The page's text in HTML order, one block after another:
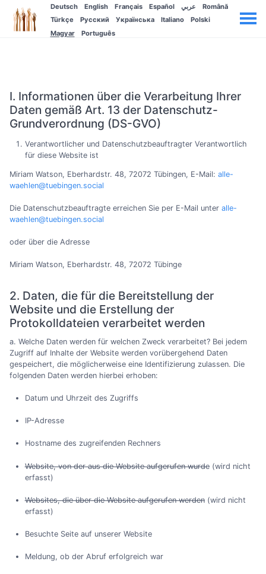
Deutsch English Français Español عربي
Română
Türkçe
Русский Українська Italiano
Polski
Magyar
Português
I. Informationen über die Verarbeitung Ihrer
Daten gemäß Art. 13 der Datenschutz-
Grundverordnung (DS-GVO)
Verantwortlicher und Datenschutzbeauftragter Verantwortlich
für diese Website ist
Miriam Watson, Eberhardstr. 48, 72072 Tübingen, E-Mail: alle-
waehlen@tuebingen.social
Die Datenschutzbeauftragte erreichen Sie per E-Mail unter alle-
waehlen@tuebingen.social
oder über die Adresse
Miriam Watson, Eberhardstr. 48, 72072 Tübinge
2. Daten, die für die Bereitstellung der
Website und die Erstellung der
Protokolldateien verarbeitet werden
a. Welche Daten werden für welchen Zweck verarbeitet? Bei jedem
Zugriff auf Inhalte der Website werden vorübergehend Daten
gespeichert, die möglicherweise eine Identifizierung zulassen. Die
folgenden Daten werden hierbei erhoben:
Datum und Uhrzeit des Zugriffs
IP-Adresse
Hostname des zugreifenden Rechners
Website, von der aus die Website aufgerufen wurde(wird nicht
erfasst)
Websites, die über die Website aufgerufen werden(wird nicht
erfasst)
Besuchte Seite auf unserer Website
Meldung, ob der Abruf erfolgreich war